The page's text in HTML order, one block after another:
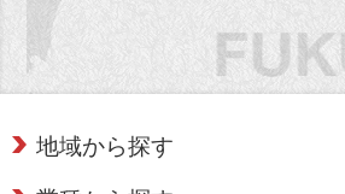
地域から探す